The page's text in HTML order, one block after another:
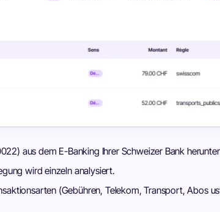
aus dem E-Banking Ihrer Schweizer Bank
wird einzeln analysiert.
(Gebühren, Telekom, Transport, Abos